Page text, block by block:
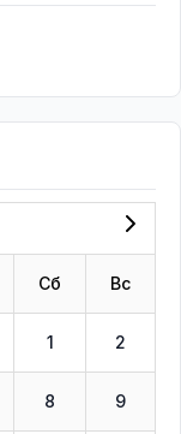
Сб Вс
1 2
8 9